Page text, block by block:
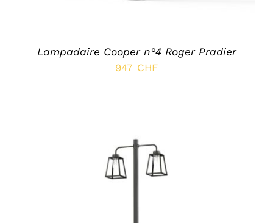
Lampadaire Cooper n°4 Roger Pradier
947 CHF